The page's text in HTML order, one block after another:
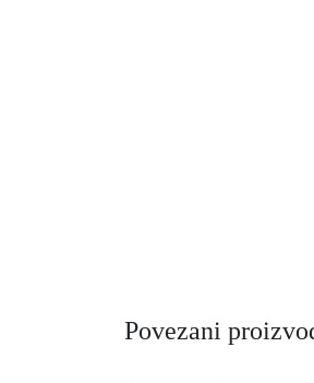
Povezani